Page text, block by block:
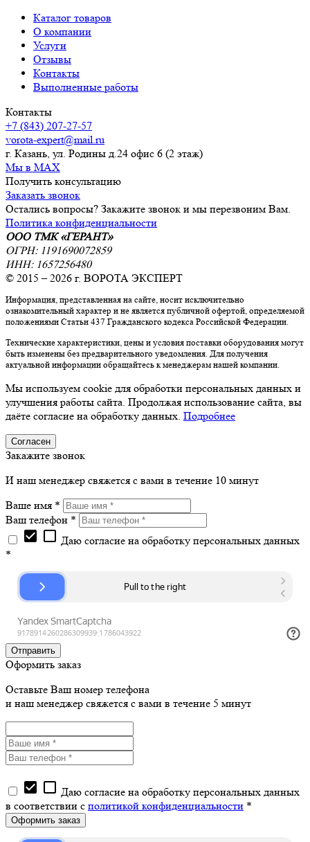
Каталог товаров
О компании
Услуги
Отзывы
Контакты
Выполненные работы
Контакты
+7 (843) 207-27-57
vorota-expert@mail.ru
г. Казань, ул. Родины д.24 офис 6 (2 этаж)
Мы в MAX
Получить консультацию
Заказать звонок
Остались вопросы? Закажите звонок и мы перезвоним Вам.
Политика конфиденциальности
ООО ТМК «ГЕРАНТ»
ОГРН: 1191690072859
ИНН: 1657256480
© 2015 – 2026 г. ВОРОТА ЭКСПЕРТ
Информация, представленная на сайте, носит исключительно
ознакомительный характер и не является публичной офертой, определяемой
положениями Статьи 437 Гражданского кодекса Российской Федерации.
Технические характеристики, цены и условия поставки оборудования могут
быть изменены без предварительного уведомления. Для получения
актуальной информации обращайтесь к менеджерам нашей компании.
Мы используем cookie для обработки персональных данных и
улучшения работы сайта. Продолжая использование сайта, вы
даёте согласие на обработку данных. Подробнее
Согласен
Закажите звонок
И наш менеджер свяжется с вами в течение 10 минут
Ваше имя *
Ваш телефон *
check_box check_box_outline_blank Даю согласие на обработку персональных данных
*
Оформить заказ
Оставьте Ваш номер телефона
и наш менеджер свяжется с вами в течение 5 минут
check_box check_box_outline_blank Даю согласие на обработку персональных данных
в соответствии с политикой конфиденциальности *